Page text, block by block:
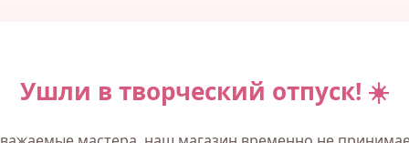
Ушли в творческий отпуск! ☀️